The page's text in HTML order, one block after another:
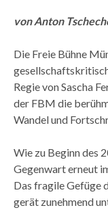
von Anton
Die Freie Bühne
Regie von Sascha
der FBM die
Wandel und
Wie zu Beginn des
Gegenwart erneut
Das fragile Gefüge
gerät zunehmend